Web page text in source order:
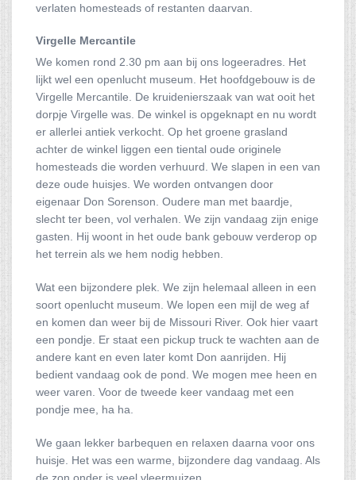
verlaten homesteads of restanten daarvan.
Virgelle Mercantile
We komen rond 2.30 pm aan bij ons logeeradres. Het
lijkt wel een openlucht museum. Het hoofdgebouw is de
Virgelle Mercantile. De kruidenierszaak van wat ooit het
dorpje Virgelle was. De winkel is opgeknapt en nu wordt
er allerlei antiek verkocht. Op het groene grasland
achter de winkel liggen een tiental oude originele
homesteads die worden verhuurd. We slapen in een van
deze oude huisjes. We worden ontvangen door
eigenaar Don Sorenson. Oudere man met baardje,
slecht ter been, vol verhalen. We zijn vandaag zijn enige
gasten. Hij woont in het oude bank gebouw verderop op
het terrein als we hem nodig hebben.
Wat een bijzondere plek. We zijn helemaal alleen in een
soort openlucht museum. We lopen een mijl de weg af
en komen dan weer bij de Missouri River. Ook hier vaart
een pondje. Er staat een pickup truck te wachten aan de
andere kant en even later komt Don aanrijden. Hij
bedient vandaag ook de pond. We mogen mee heen en
weer varen. Voor de tweede keer vandaag met een
pondje mee, ha ha.
We gaan lekker barbequen en relaxen daarna voor ons
huisje. Het was een warme, bijzondere dag vandaag. Als